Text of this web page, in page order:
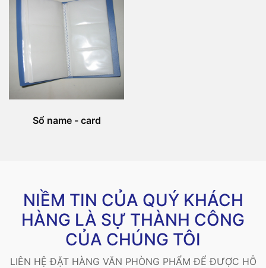
Sổ name - card
NIỀM TIN CỦA QUÝ KHÁCH
HÀNG LÀ SỰ THÀNH CÔNG
CỦA CHÚNG TÔI
LIÊN HỆ ĐẶT HÀNG VĂN PHÒNG PHẨM ĐỂ ĐƯỢC HỖ